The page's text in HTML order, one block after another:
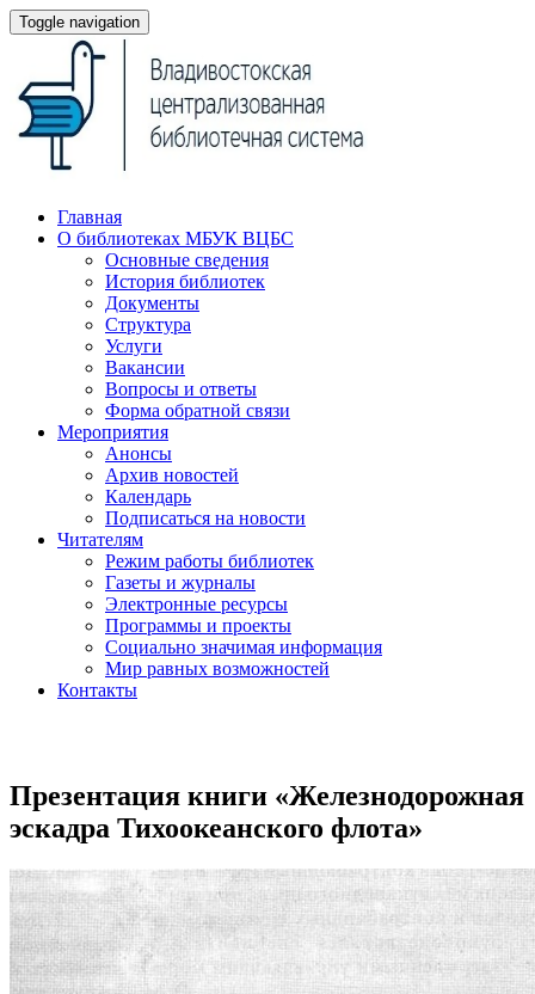
Toggle navigation
Главная
О библиотеках МБУК ВЦБС
Основные сведения
История библиотек
Документы
Структура
Услуги
Вакансии
Вопросы и ответы
Форма обратной связи
Мероприятия
Анонсы
Архив новостей
Календарь
Подписаться на новости
Читателям
Режим работы библиотек
Газеты и журналы
Электронные ресурсы
Программы и проекты
Социально значимая информация
Мир равных возможностей
Контакты
Презентация книги «Железнодорожная
эскадра Тихоокеанского флота»